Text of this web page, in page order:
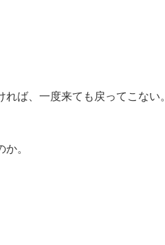
ば、一度来ても戻ってこない。
。